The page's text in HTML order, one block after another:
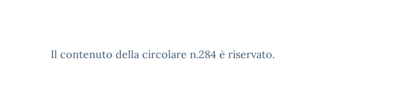
Il contenuto della circolare n.284 è riservato.